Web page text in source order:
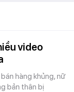
video
hàng khủng, nữ
bản thân bị